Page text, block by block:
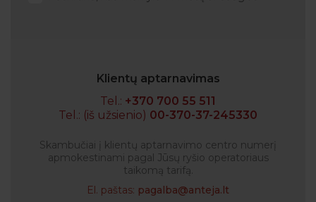
Klientų aptarnavimas
Tel.: +370 700 55 511
Tel.: (iš užsienio) 00-370-37-245330
Skambučiai į klientų aptarnavimo centro numerį
apmokestinami pagal Jūsų ryšio operatoriaus
taikomą tarifą.
El. paštas: pagalba@anteja.lt